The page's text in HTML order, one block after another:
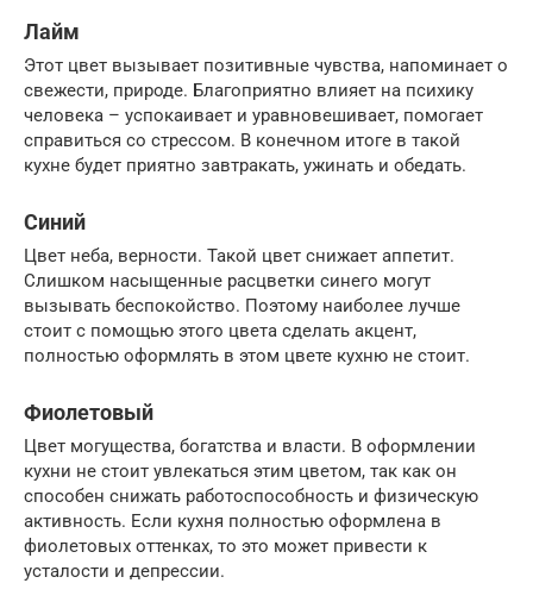
Лайм
Этот цвет вызывает позитивные чувства, напоминает о
свежести, природе. Благоприятно влияет на психику
человека – успокаивает и уравновешивает, помогает
справиться со стрессом. В конечном итоге в такой
кухне будет приятно завтракать, ужинать и обедать.
Синий
Цвет неба, верности. Такой цвет снижает аппетит.
Слишком насыщенные расцветки синего могут
вызывать беспокойство. Поэтому наиболее лучше
стоит с помощью этого цвета сделать акцент,
полностью оформлять в этом цвете кухню не стоит.
Фиолетовый
Цвет могущества, богатства и власти. В оформлении
кухни не стоит увлекаться этим цветом, так как он
способен снижать работоспособность и физическую
активность. Если кухня полностью оформлена в
фиолетовых оттенках, то это может привести к
усталости и депрессии.